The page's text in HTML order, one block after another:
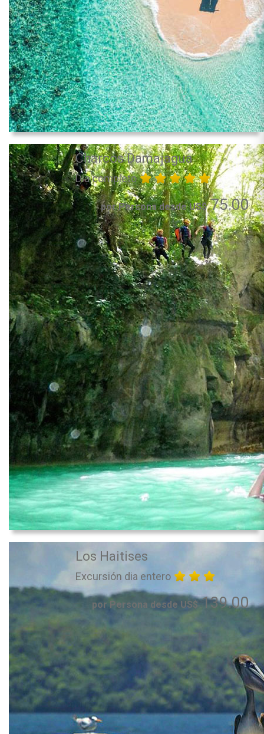
Charcos Damajagua
Día completo
por Persona desde US$75.00
Los Haitises
Excursión dia entero
por Persona desde US$139.00